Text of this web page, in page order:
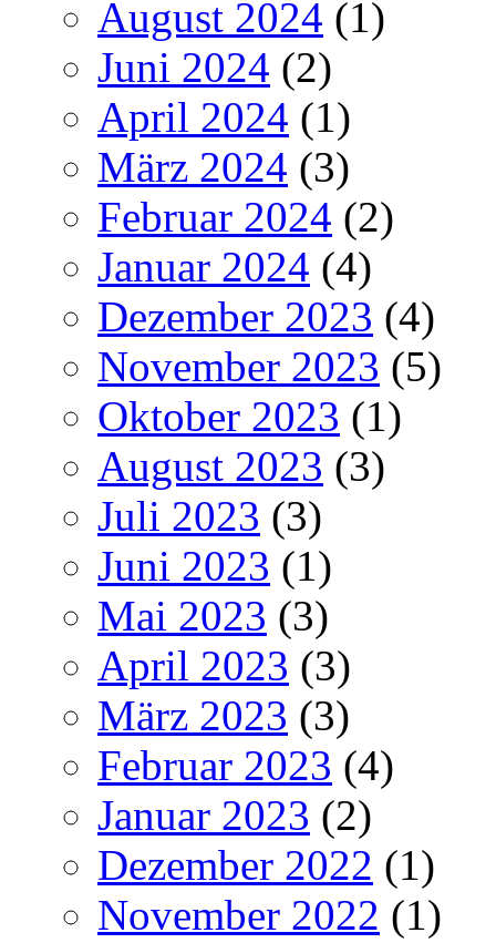
August 2024 (1)
Juni 2024 (2)
April 2024 (1)
März 2024 (3)
Februar 2024 (2)
Januar 2024 (4)
Dezember 2023 (4)
November 2023 (5)
Oktober 2023 (1)
August 2023 (3)
Juli 2023 (3)
Juni 2023 (1)
Mai 2023 (3)
April 2023 (3)
März 2023 (3)
Februar 2023 (4)
Januar 2023 (2)
Dezember 2022 (1)
November 2022 (1)